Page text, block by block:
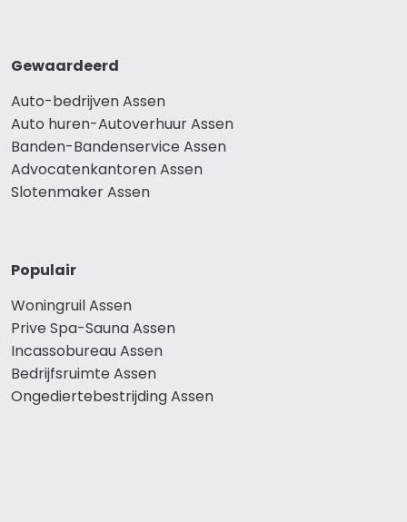
Gewaardeerd
Auto-bedrijven Assen
Auto huren-Autoverhuur Assen
Banden-Bandenservice Assen
Advocatenkantoren Assen
Slotenmaker Assen
Populair
Woningruil Assen
Prive Spa-Sauna Assen
Incassobureau Assen
Bedrijfsruimte Assen
Ongediertebestrijding Assen